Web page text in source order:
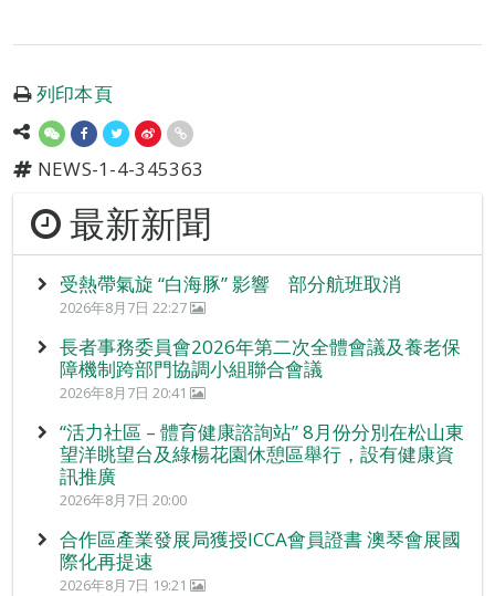
列印本頁
NEWS-1-4-345363
最新新聞
受熱帶氣旋 “白海豚” 影響 部分航班取消
2026年8月7日 22:27
長者事務委員會2026年第二次全體會議及養老保
障機制跨部門協調小組聯合會議
2026年8月7日 20:41
“活力社區 – 體育健康諮詢站” 8月份分別在松山東
望洋眺望台及綠楊花園休憩區舉行，設有健康資
訊推廣
2026年8月7日 20:00
合作區產業發展局獲授ICCA會員證書 澳琴會展國
際化再提速
2026年8月7日 19:21